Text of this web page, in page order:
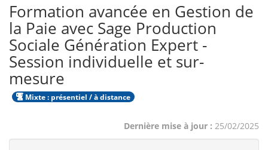
Formation avancée en Gestion de
la Paie avec Sage Production
Sociale Génération Expert -
Session individuelle et sur-
mesure
Mixte : présentiel / à distance
Dernière mise à jour : 25/02/2025